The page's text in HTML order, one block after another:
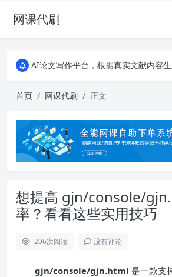
网课代刷
AI论文写作平台，根据真实文献内容生
全能网课平台，大学生网课、成教、培训、继续教育。
全能网课平台，大学生网课、成教、培训、继续教育。现
首页 网课代刷 正文
想提高 gjn/console/
率？看看这些实用技巧
206次阅读 没有评论
gjn/console/gjn.html 是一款支